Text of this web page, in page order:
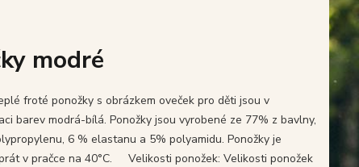
modré
froté ponožky s obrázkem oveček pro děti jsou v
barev modrá-bílá. Ponožky jsou vyrobené ze 77% z bavlny,
6 % elastanu a 5% polyamidu. Ponožky je
v pračce na 40°C. Velikosti ponožek: Velikosti ponožek